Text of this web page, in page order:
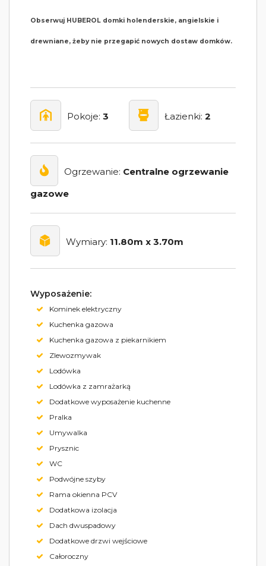
Obserwuj HUBEROL domki holenderskie, angielskie i
drewniane, żeby nie przegapić nowych dostaw domków.
Pokoje: 3 Łazienki: 2
Ogrzewanie: Centralne ogrzewanie
gazowe
Wymiary: 11.80m x 3.70m
Wyposażenie:
Kominek elektryczny
Kuchenka gazowa
Kuchenka gazowa z piekarnikiem
Zlewozmywak
Lodówka
Lodówka z zamrażarką
Dodatkowe wyposażenie kuchenne
Pralka
Umywalka
Prysznic
WC
Podwójne szyby
Rama okienna PCV
Dodatkowa izolacja
Dach dwuspadowy
Dodatkowe drzwi wejściowe
Całoroczny